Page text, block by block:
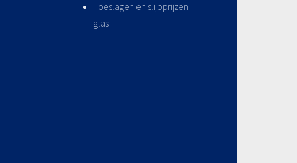
Toeslagen en slijpprijzen
glas